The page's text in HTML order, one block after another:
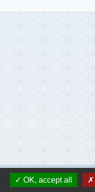
OK, accept all